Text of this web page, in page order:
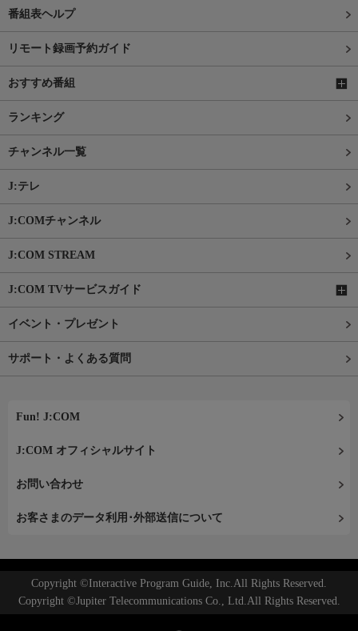
番組表ヘルプ
リモート録画予約ガイド
おすすめ番組
ランキング
チャンネル一覧
J:テレ
J:COMチャンネル
J:COM STREAM
J:COM TVサービスガイド
イベント・プレゼント
サポート・よくある質問
Fun! J:COM
J:COM オフィシャルサイト
お問い合わせ
お客さまのデータ利用･外部送信について
Copyright ©Interactive Program Guide, Inc.All Rights Reserved.
Copyright ©Jupiter Telecommunications Co., Ltd.All Rights Reserved.